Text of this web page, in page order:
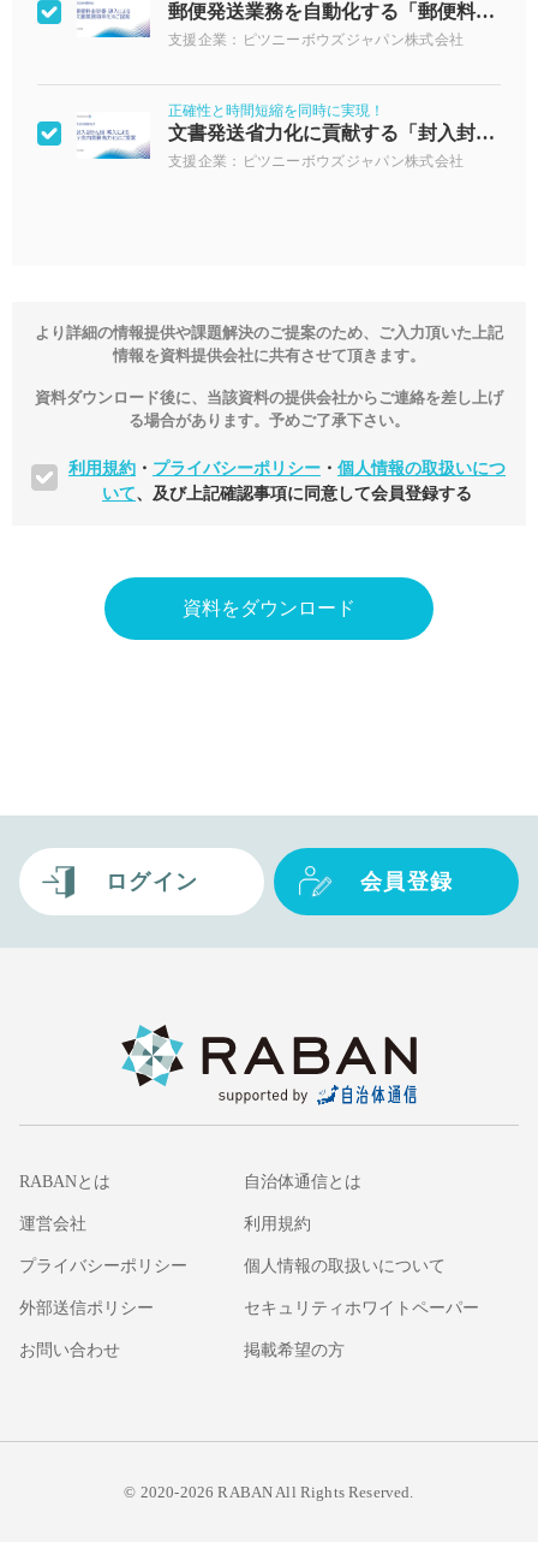
郵便発送業務を自動化する「郵便料金計器」
支援企業：ピツニーボウズジャパン株式会社
正確性と時間短縮を同時に実現！
文書発送省力化に貢献する「封入封かん機」
支援企業：ピツニーボウズジャパン株式会社
より詳細の情報提供や課題解決のご提案のため、ご入力頂いた上記
情報を資料提供会社に共有させて頂きます。
資料ダウンロード後に、当該資料の提供会社からご連絡を差し上げ
る場合があります。予めご了承下さい。
利用規約 ・ プライバシーポリシー ・ 個人情報の取扱いにつ
いて、及び上記確認事項に同意して会員登録する
ログイン 会員登録
RABANとは 自治体通信とは
運営会社 利用規約
プライバシーポリシー 個人情報の取扱いについて
外部送信ポリシー セキュリティホワイトペーパー
お問い合わせ 掲載希望の方
© 2020-2026 RABAN All Rights Reserved.